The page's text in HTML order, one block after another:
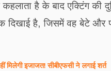
है के बाद एक्टिंग की
दिखाई है, जिसमें वह बेटे
इजाजत! सीबीएफसी ने लगाई शर्त